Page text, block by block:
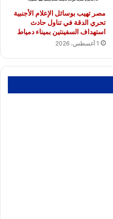
مصر تهيب بوسائل الإعلام الأجنبية
تحري الدقة في تناول حادث
استهداف السفينتين بميناء دمياط
1 أغسطس، 2026